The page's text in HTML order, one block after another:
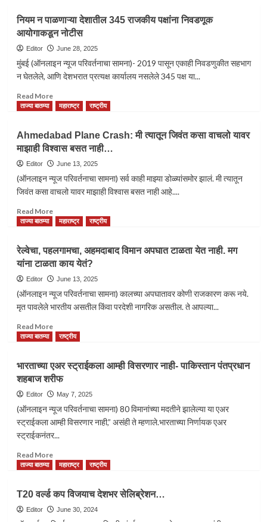
लोकशाही
आघाडीने
(NDA)
एकदा
बिहारमध्ये
राखली….
नियम न पाळणाऱ्या देशातील 345 राजकीय पक्षांना निवडणूक
आयोगाकडून नोटीस
Editor June 28, 2025
मुंबई (ऑनलाइन न्यूज परिवर्तनाचा सामना)- 2019 पासून एकाही निवडणुकीत सहभाग
न घेतलेले, आणि देशभरात प्रत्यक्ष कार्यालय नसलेले 345 पक्ष या...
Read MoreRead
more
न
पाळणाऱ्या
देशातील
राजकीय
पक्षांना
आयोगाकडून
ताज्या बातम्या महाराष्ट्र राष्ट्रीय
Ahmedabad Plane Crash: मी त्यातून जिवंत कसा वाचलो यावर
माझाही विश्वास बसत नाही…
Editor June 13, 2025
(ऑनलाइन न्यूज परिवर्तनाचा सामना) सर्व काही माझ्या डोळ्यांसमोर झालं. मी त्यातून
जिवंत कसा वाचलो यावर माझाही विश्वास बसत नाही आहे....
Read MoreRead
more
Plane
Crash:
मी
त्यातून
जिवंत
कसा
यावर
बसत
नाही…
ताज्या बातम्या महाराष्ट्र राष्ट्रीय
रेल्वेचा, पहलगामचा, अहमदाबाद विमान अपघात टाळता येत नाही. मग
यांना टाळता काय येतं?
Editor June 13, 2025
(ऑनलाइन न्यूज परिवर्तनाचा सामना) कालच्या अपघातावर कोणी राजकारण करू नये.
मृत पावलेले भारतीय असतील किंवा परदेशी नागरिक असतील. ते आपल्या...
Read MoreRead
more
पहलगामचा,
अहमदाबाद
विमान
अपघात
टाळता
येत
नाही.
यांना
टाळता
येतं?
ताज्या बातम्या राष्ट्रीय
भारताच्या एअर स्ट्राईकला आम्ही विसरणार नाही- पाकिस्तान पंतप्रधान
शहबाज शरीफ
Editor May 7, 2025
(ऑनलाइन न्यूज परिवर्तनाचा सामना) 80 विमानांच्या मदतीने झालेल्या या एअर
स्ट्राईकला आम्ही विसरणार नाही,” असंही ते म्हणाले.भारताच्या निर्णायक एअर
स्ट्राईकनंतर...
Read MoreRead
more
भारताच्या
एअर
स्ट्राईकला
ताज्या बातम्या महाराष्ट्र राष्ट्रीय
T20 वर्ल्ड कप विजयाच देशभर सेलिब्रेशन…
Editor June 30, 2024